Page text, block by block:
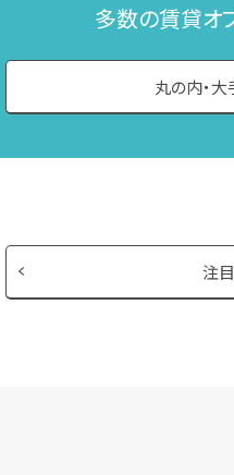
多数の賃貸オ
丸の内・
注